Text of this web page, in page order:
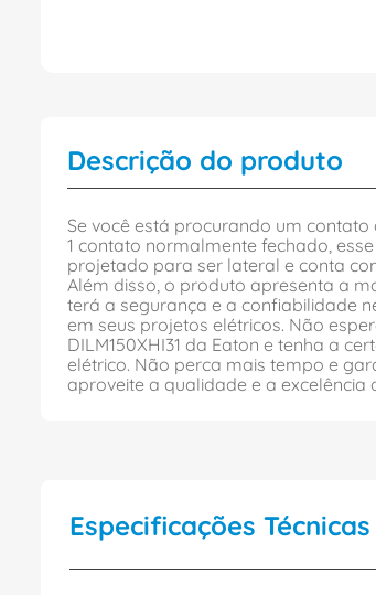
Descrição do produto
Se você está procurando um
1 contato normalmente fechado,
projetado para ser lateral e conta
Além disso, o produto apresenta a
terá a segurança e a confiabilidade
em seus projetos elétricos. Não
DILM150XHI31 da Eaton e tenha a
elétrico. Não perca mais tempo e
aproveite a qualidade e a excelência
Especificações Técnicas